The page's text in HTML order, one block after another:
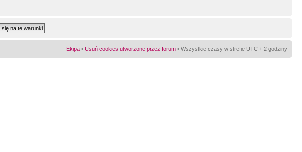
Ekipa • Usuń cookies utworzone przez forum • Wszystkie czasy w strefie UTC + 2 godziny